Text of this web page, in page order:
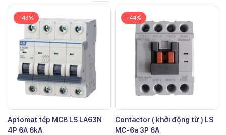
-43%
Aptomat tép MCB LS LA63N
4P 6A 6kA
-44%
Contactor ( khởi động từ ) LS
MC-6a 3P 6A